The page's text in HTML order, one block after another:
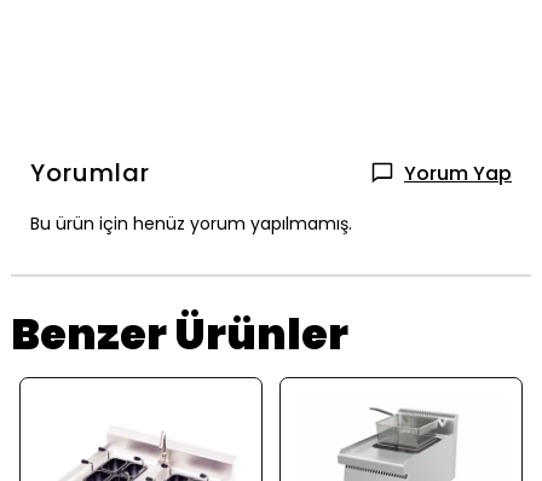
Yorumlar Yorum Yap
Bu ürün için henüz yorum yapılmamış.
Benzer Ürünler